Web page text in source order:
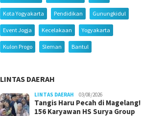
Kota Yogyakarta Pendidikan Gunungkidul
Event Jogja Kecelakaan Yogyakarta
Kulon Progo Sleman Bantul
LINTAS DAERAH
LINTAS DAERAH 03/08/2026
Tangis Haru Pecah di Magelang!
156 Karyawan HS Surya Group